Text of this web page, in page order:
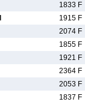
1833 F
1915 F
2074 F
1855 F
1921 F
2364 F
2053 F
1837 F